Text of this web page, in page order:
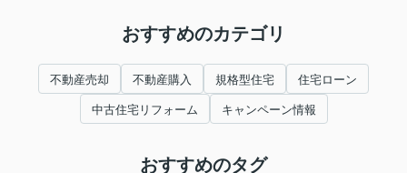
おすすめのカテゴリ
不動産売却 不動産購入 規格型住宅 住宅ローン
中古住宅リフォーム キャンペーン情報
おすすめのタグ